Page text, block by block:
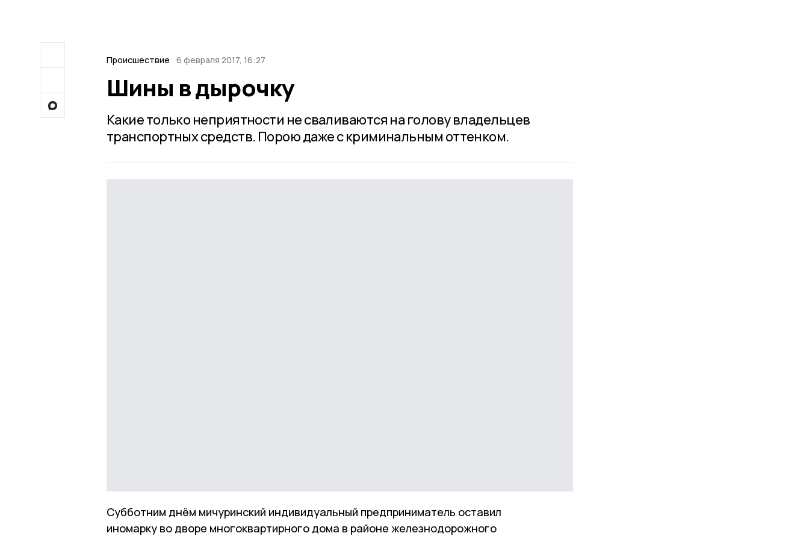
Происшествие 6 февраля 2017, 16:27
Шины в дырочку
Какие только неприятности не сваливаются на голову владельцев
транспортных средств. Порою даже с криминальным оттенком.
Субботним днём мичуринский индивидуальный предприниматель оставил
иномарку во дворе многоквартирного дома в районе железнодорожного